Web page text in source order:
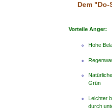
Dem
Vorteile Anger:
Hohe
Grün
Leichter
durch